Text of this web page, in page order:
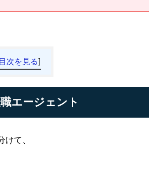
次を見る]
エージェント
て、